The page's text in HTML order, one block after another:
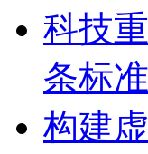
科技
条标
构建